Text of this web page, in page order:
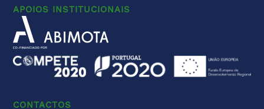
APOIOS INSTITUCIONAIS
CONTACTOS